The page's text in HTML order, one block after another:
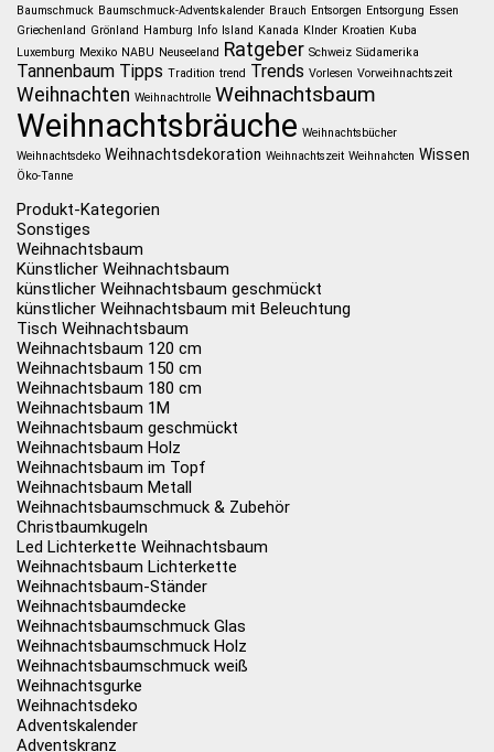
Baumschmuck Baumschmuck-Adventskalender Brauch Entsorgen Entsorgung Essen
Griechenland Grönland Hamburg Info Island Kanada KInder Kroatien Kuba
Luxemburg Mexiko NABU Neuseeland Ratgeber Schweiz Südamerika
Tannenbaum Tipps Tradition trend Trends Vorlesen Vorweihnachtszeit
Weihnachten Weihnachtrolle Weihnachtsbaum
Weihnachtsbräuche Weihnachtsbücher
Weihnachtsdeko Weihnachtsdekoration Weihnachtszeit Weihnahcten Wissen
Öko-Tanne
Produkt-Kategorien
Sonstiges
Weihnachtsbaum
Künstlicher Weihnachtsbaum
künstlicher Weihnachtsbaum geschmückt
künstlicher Weihnachtsbaum mit Beleuchtung
Tisch Weihnachtsbaum
Weihnachtsbaum 120 cm
Weihnachtsbaum 150 cm
Weihnachtsbaum 180 cm
Weihnachtsbaum 1M
Weihnachtsbaum geschmückt
Weihnachtsbaum Holz
Weihnachtsbaum im Topf
Weihnachtsbaum Metall
Weihnachtsbaumschmuck & Zubehör
Christbaumkugeln
Led Lichterkette Weihnachtsbaum
Weihnachtsbaum Lichterkette
Weihnachtsbaum-Ständer
Weihnachtsbaumdecke
Weihnachtsbaumschmuck Glas
Weihnachtsbaumschmuck Holz
Weihnachtsbaumschmuck weiß
Weihnachtsgurke
Weihnachtsdeko
Adventskalender
Adventskranz